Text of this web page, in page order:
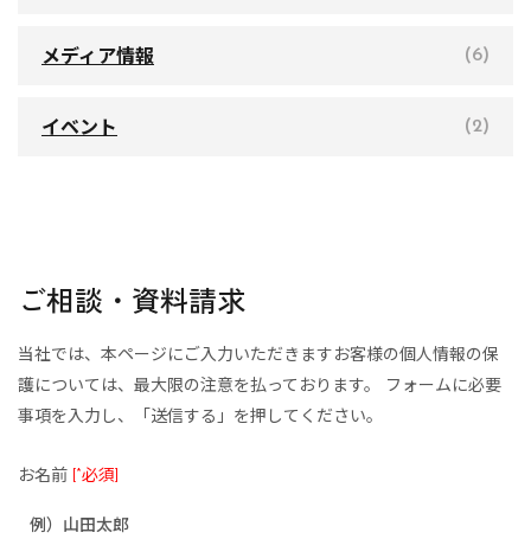
メディア情報 (6)
イベント (2)
ご相談・資料請求
当社では、本ページにご入力いただきますお客様の個人情報の保
護については、最大限の注意を払っております。
フォームに必要
事項を入力し、「送信する」を押してください。
お名前 [*必須]